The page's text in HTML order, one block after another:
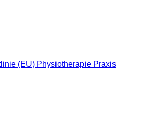
(EU) Physiotherapie Praxis